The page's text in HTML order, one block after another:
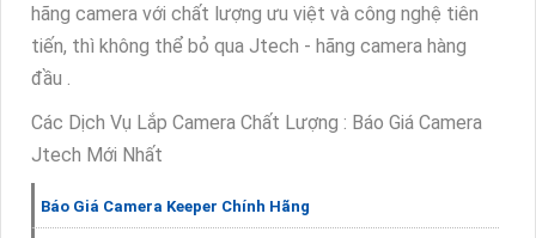
hãng camera với chất lượng ưu việt và công nghệ tiên
tiến, thì không thể bỏ qua Jtech - hãng camera hàng
đầu .
Các Dịch Vụ Lắp Camera Chất Lượng : Báo Giá Camera
Jtech Mới Nhất
Báo Giá Camera Keeper Chính Hãng